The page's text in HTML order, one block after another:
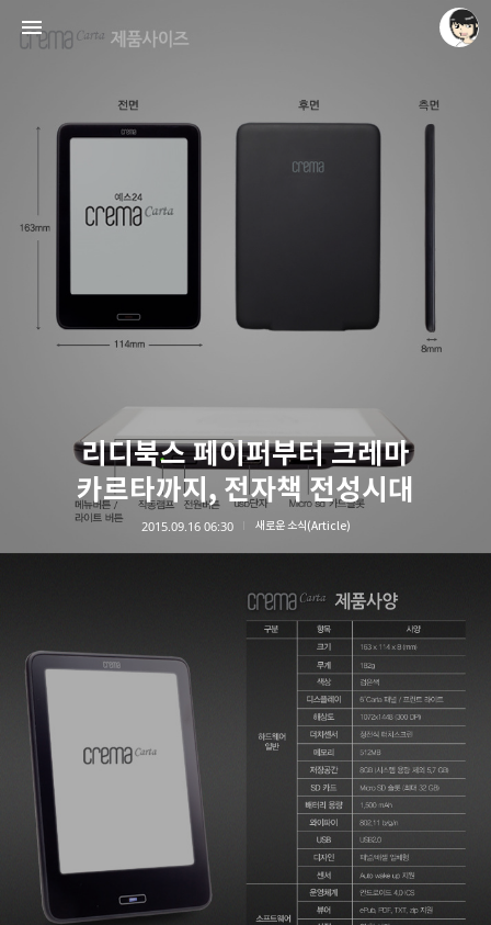
리디북스 페이퍼부터 크레마
카르타까지, 전자책 전성시대
2015.09.16 06:30 새로운 소식(Article)